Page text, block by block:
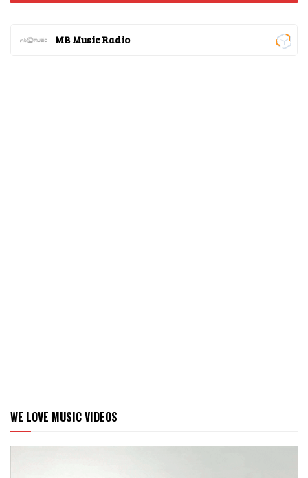
MB Music Radio
WE LOVE MUSIC VIDEOS